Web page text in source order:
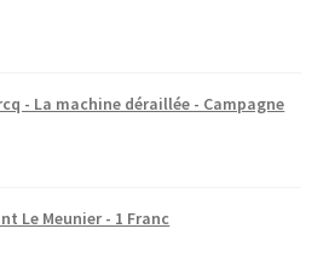
- La machine déraillée - Campagne
Le Meunier - 1 Franc